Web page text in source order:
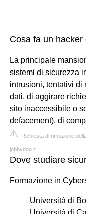
Cosa fa un hacker
La principale
sistemi di sicurezza
intrusioni, tentativi di
dati, di aggirare
sito inaccessibile o
defacement), di
Richiesta di rimozione
jobbydoo.it
Dove studiare
Formazione in
Università di